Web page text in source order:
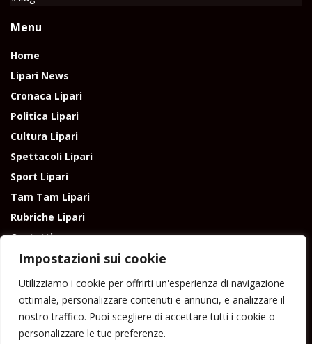
Impostazioni sui cookie
Utilizziamo i cookie per offrirti un'esperienza di navigazione
ottimale, personalizzare contenuti e annunci, e analizzare il
nostro traffico. Puoi scegliere di accettare tutti i cookie o
personalizzare le tue preferenze.
Menu
Home
Lipari News
Cronaca Lipari
Politica Lipari
Cultura Lipari
Spettacoli Lipari
Sport Lipari
Tam Tam Lipari
Rubriche Lipari
Contatti
Direttore responsabile: Peppe Paino - Eolmedia, via Zinzolo, 20 - 980555 -
Lipari (Me) - Tel. 3924544698 e-mail: giornaledilipari@gmail.com -